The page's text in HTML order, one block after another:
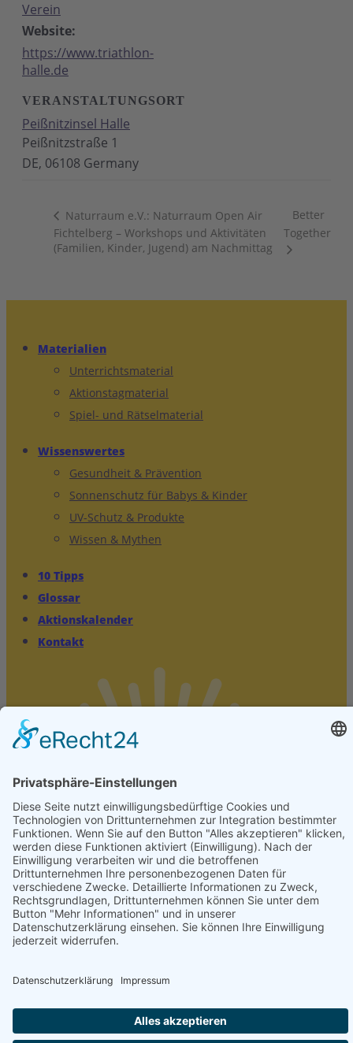
Verein
Website:
https://www.triathlon-
halle.de
VERANSTALTUNGSORT
Peißnitzinsel Halle
Peißnitzstraße 1
DE, 06108 Germany
Naturraum e.V.: Naturraum Open Air
Fichtelberg – Workshops und Aktivitäten
(Familien, Kinder, Jugend) am Nachmittag
Better
Together
Materialien
Unterrichtsmaterial
Aktionstagmaterial
Spiel- und Rätselmaterial
Wissenswertes
Gesundheit & Prävention
Sonnenschutz für Babys & Kinder
UV-Schutz & Produkte
Wissen & Mythen
10 Tipps
Glossar
Aktionskalender
Kontakt
© 2026 www.sonnenschutz-sonnenklar.info